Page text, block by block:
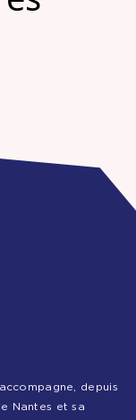
depuis
Nantes et sa